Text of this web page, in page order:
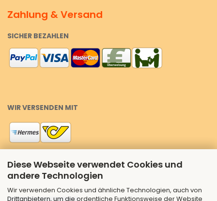
Diese Webseite verwendet Cookies und
andere Technologien
Wir verwenden Cookies und ähnliche Technologien, auch von
Drittanbietern, um die ordentliche Funktionsweise der Website
Zahlung & Versand
SICHER BEZAHLEN
WIR VERSENDEN MIT